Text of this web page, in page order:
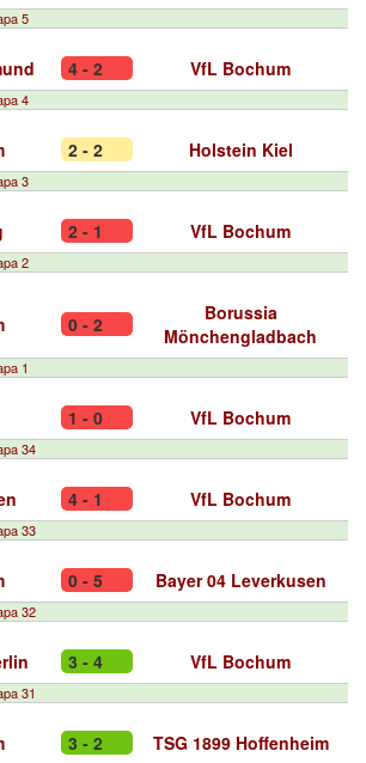
5
4 - 2 VfL Bochum
4
2 - 2 Holstein Kiel
3
2 - 1 VfL Bochum
2
0 - 2
Borussia
Mönchengladbach
1
1 - 0 VfL Bochum
34
4 - 1 VfL Bochum
33
0 - 5 Bayer 04 Leverkusen
32
3 - 4 VfL Bochum
31
3 - 2 TSG 1899 Hoffenheim